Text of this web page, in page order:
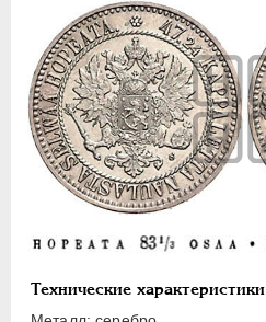
Технические характеристики
ЕЛИЗАВЕТА 1741-1762
ПЕТР III 1762-1762
ЕКАТЕРИНА II 1762-1796
ПАВЕЛ I 1796-1801
АЛЕКСАНДР I 1801-1825
НИКОЛАЙ I 1826-1855
АЛЕКСАНДР II 1855-1881
Золото
Медь